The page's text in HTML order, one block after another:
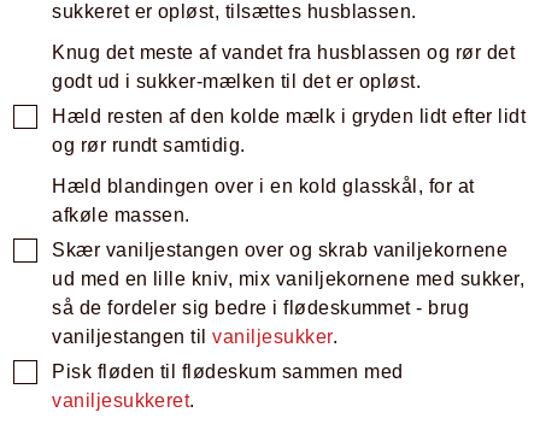
sukkeret er opløst, tilsættes husblassen.
Knug det meste af vandet fra husblassen og rør det
godt ud i sukker-mælken til det er opløst.
Hæld resten af den kolde mælk i gryden lidt efter lidt
og rør rundt samtidig.
Hæld blandingen over i en kold glasskål, for at
afkøle massen.
Skær vaniljestangen over og skrab vaniljekornene
ud med en lille kniv, mix vaniljekornene med sukker,
så de fordeler sig bedre i flødeskummet - brug
vaniljestangen tilvaniljesukker.
Pisk fløden til flødeskum sammen med
vaniljesukkeret.